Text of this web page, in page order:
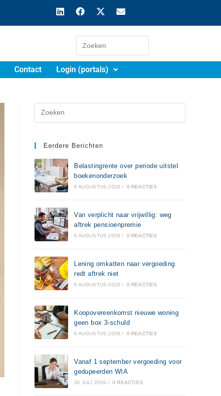
Contact Login (portals)
Eerdere Berichten
Belastingrente over periode uitstel
boekenonderzoek
6 AUGUSTUS 2026 / 0 REACTIES
Van verplicht naar vrijwillig: weg
aftrek pensioenpremie
6 AUGUSTUS 2026 / 0 REACTIES
Lening omkatten naar vergoeding
redt aftrek niet
6 AUGUSTUS 2026 / 0 REACTIES
Koopovereenkomst nieuwe woning
geen box 3-schuld
6 AUGUSTUS 2026 / 0 REACTIES
Vanaf 1 september vergoeding voor
gedupeerden WIA
30 JULI 2026 / 0 REACTIES